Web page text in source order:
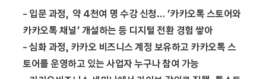
- 입문 과정, 약 4천여 명 수강 신청… ‘카카오톡 스토어와
카카오톡 채널’ 개설하는 등 디지털 전환 경험 쌓아
- 심화 과정, 카카오 비즈니스 계정 보유하고 카카오톡 스
토어를 운영하고 있는 사업자 누구나 참여 가능